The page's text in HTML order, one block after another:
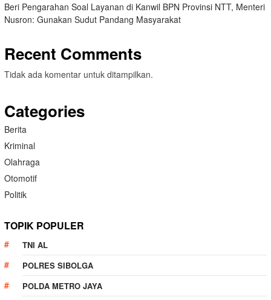
Beri Pengarahan Soal Layanan di Kanwil BPN Provinsi NTT, Menteri
Nusron: Gunakan Sudut Pandang Masyarakat
Recent Comments
Tidak ada komentar untuk ditampilkan.
Categories
Berita
Kriminal
Olahraga
Otomotif
Politik
TOPIK POPULER
TNI AL
POLRES SIBOLGA
POLDA METRO JAYA